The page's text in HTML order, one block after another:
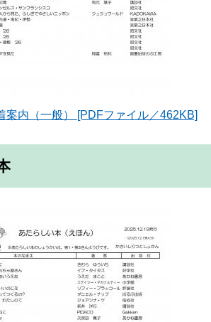
案内（一般） [PDFファイル／462KB]